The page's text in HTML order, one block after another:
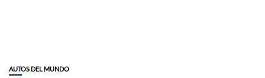
AUTOS DEL MUNDO